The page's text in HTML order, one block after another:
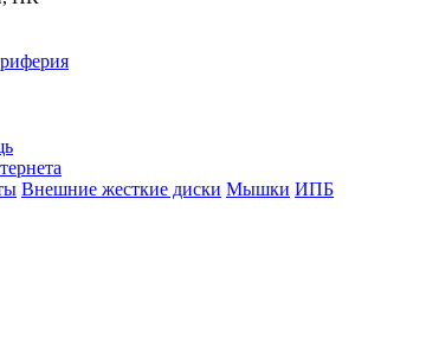
Внешние жесткие диски Мышки ИПБ